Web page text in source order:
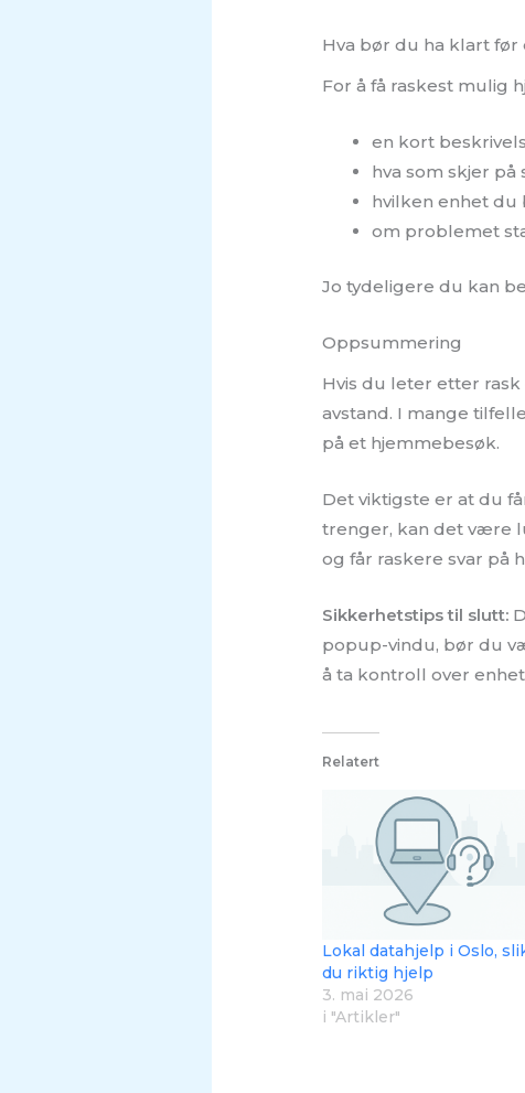
Hva bør du ha klart
For å få raskest mulig
en kort
hva som skjer på
hvilken enhet du
om problemet
Jo tydeligere du kan
Oppsummering
Hvis du leter etter
avstand. I mange
på et hjemmebesøk.
Det viktigste er at du
trenger, kan det være
og får raskere svar på
Sikkerhetstips til slutt:
popup-vindu, bør du
å ta kontroll over
Relatert
Lokal datahjelp i Oslo,
du riktig hjelp
3. mai 2026
i "Artikler"